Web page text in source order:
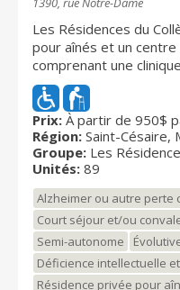
Les Résidences du
pour aînés et un
comprenant une
du CLSC et une
De plus, La résidence
l’âge d'or afin que
organisées par celui-ci. Afin de vous offrir l’assurance
d’une qualité
sécurité et de services,
CRP est certifiée par
sociaux de la
pouvoir offrir des
évolutifs !! Il s’agit
matière de santé et
aînés autonomes, semi
Prix: À partir de 950$
Région: Saint-Césaire,
Groupe: Les
Unités: 89
Alzheimer ou autre perte
Court séjour et/ou
Semi-autonome
Déficience intellectuelle
Résidence privée pour